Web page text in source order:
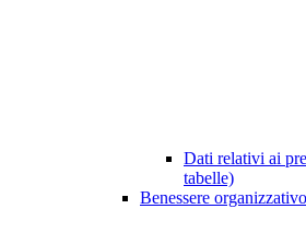
Dati relativi ai
tabelle)
Benessere organizzativo